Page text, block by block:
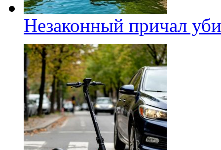
Незаконный причал